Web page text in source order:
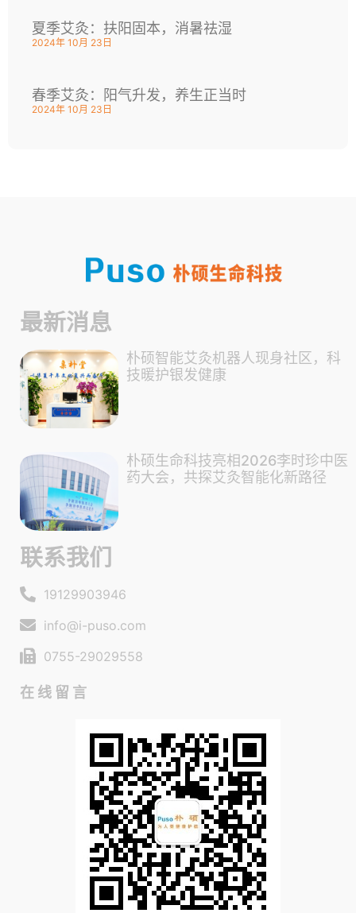
夏季艾灸：扶阳固本，消暑祛湿
2024年 10月 23日
春季艾灸：阳气升发，养生正当时
2024年 10月 23日
最新消息
朴硕智能艾灸机器人现身社区，科
技暖护银发健康
朴硕生命科技亮相2026李时珍中医
药大会，共探艾灸智能化新路径
联系我们
19129903946
info@i-puso.com
0755-29029558
在线留言